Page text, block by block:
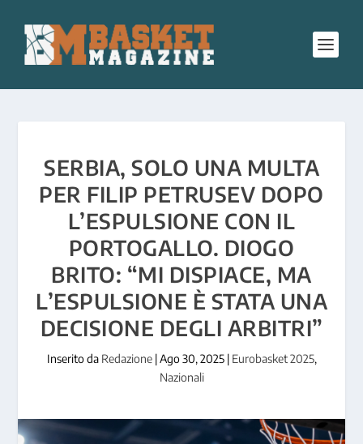
SERBIA, SOLO UNA MULTA
PER FILIP PETRUSEV DOPO
L’ESPULSIONE CON IL
PORTOGALLO. DIOGO
BRITO: “MI DISPIACE, MA
L’ESPULSIONE È STATA UNA
DECISIONE DEGLI ARBITRI”
Inserito da Redazione|Ago 30, 2025| Eurobasket 2025,
Nazionali